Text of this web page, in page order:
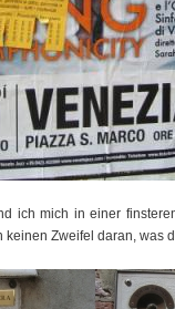
ich mich in einer
keinen Zweifel daran, was